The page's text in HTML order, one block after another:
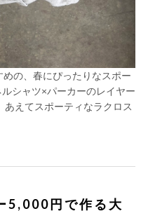
の、春にぴったりなスポー
シャツ×パーカーのレイヤー
あえてスポーティなラクロス
5,000円で作る大